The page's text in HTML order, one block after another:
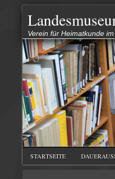
Verein für Heimatkunde
STARTSEITE